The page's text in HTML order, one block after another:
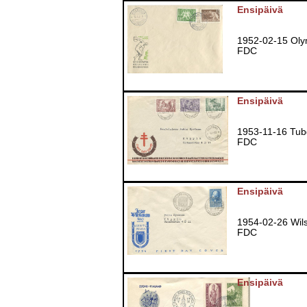
Ensipäivä
1952-02-15
FDC
Ensipäivä
1953-11-16
FDC
Ensipäivä
1954-02-26
FDC
Ensipäivä